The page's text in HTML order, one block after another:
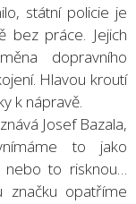
státní policie je
bez práce. Jejich
dopravního
Hlavou kroutí
k nápravě.
Josef Bazala,
to jako
nebo to risknou…
značku opatříme